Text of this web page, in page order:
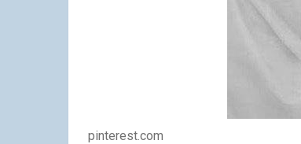
pinterest.com